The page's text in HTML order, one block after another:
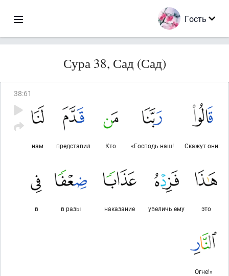
Гость
Сура 38, Сад (Сад)
38:61
Скажут они:
«Господь наш!
Кто
представил
нам
это
увеличь ему
наказание
в разы
в
Огне!»